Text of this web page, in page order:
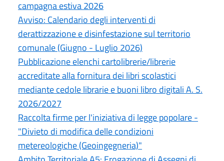
campagna estiva 2026
Avviso: Calendario degli interventi di
derattizzazione e disinfestazione sul territorio
comunale (Giugno - Luglio 2026)
Pubblicazione elenchi cartolibrerie/librerie
accreditate alla fornitura dei libri scolastici
mediante cedole librarie e buoni libro digitali A. S.
2026/2027
Raccolta firme per l'iniziativa di legge popolare -
"Divieto di modifica delle condizioni
metereologiche (Geoingegneria)"